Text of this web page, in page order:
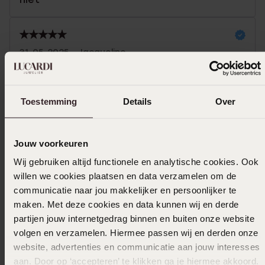
Toestemming Details Over
Jouw voorkeuren
Wij gebruiken altijd functionele en analytische cookies. Ook
willen we cookies plaatsen en data verzamelen om de
communicatie naar jou makkelijker en persoonlijker te
maken. Met deze cookies en data kunnen wij en derde
partijen jouw internetgedrag binnen en buiten onze website
volgen en verzamelen. Hiermee passen wij en derden onze
website, advertenties en communicatie aan jouw interesses
aan. Door op ‘accepteren’ te klikken ga je hiermee akkoord.
31-05-2025 - Jacqueline
Ook leuk voor jou